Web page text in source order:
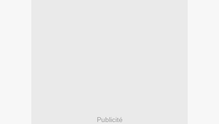
Publicité